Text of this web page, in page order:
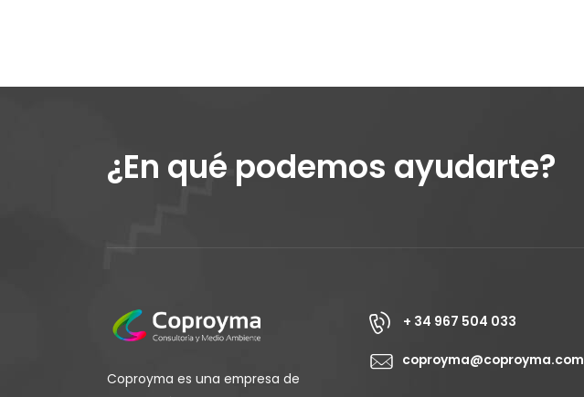
¿En qué podemos ayudarte?
Coproyma es una empresa de
+ 34 967 504 033
coproyma@coproyma.com